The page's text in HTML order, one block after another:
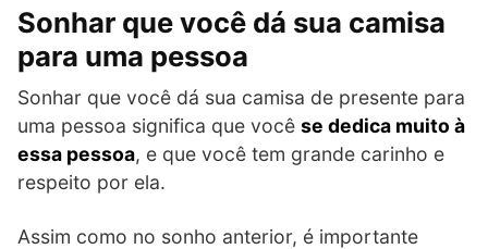
Sonhar que você dá sua camisa
para uma pessoa
Sonhar que você dá sua camisa de presente para
uma pessoa significa que você se dedica muito à
essa pessoa, e que você tem grande carinho e
respeito por ela.
Assim como no sonho anterior, é importante